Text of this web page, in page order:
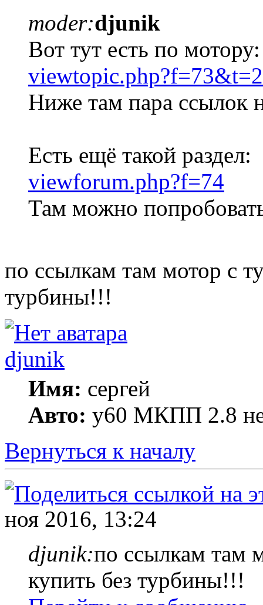
moder:djunik
Вот тут есть по мотору:
Ниже там пара ссылок
Есть ещё такой раздел:
viewforum.php?f=74
Там можно
по ссылкам там мотор с
турбины!!!
djunik
Имя: сергей
Авто: y60 МКПП 2.8
Вернуться к началу
ноя 2016, 13:24
djunik:по ссылкам там
купить без турбины!!!